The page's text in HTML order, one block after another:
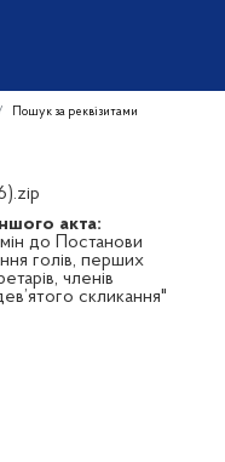
Пошук за реквізитами
акта:
до Постанови
голів, перших
членів
скликання"